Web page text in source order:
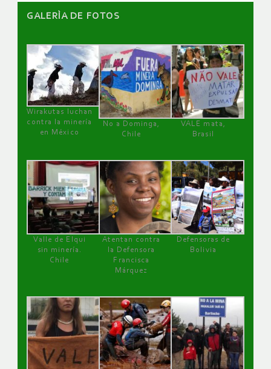
GALERÌA DE FOTOS
Wirakutas luchan
contra la minería
en México
No a Dominga,
Chile
VALE mata,
Brasil
Valle de Elqui
sin minería.
Chile
Atentan contra
la Defensora
Francisca
Márquez
Defensoras de
Bolivia